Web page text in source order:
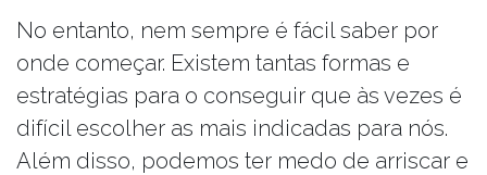
No entanto, nem sempre é fácil saber por
onde começar. Existem tantas formas e
estratégias para o conseguir que às vezes é
difícil escolher as mais indicadas para nós.
Além disso, podemos ter medo de arriscar e